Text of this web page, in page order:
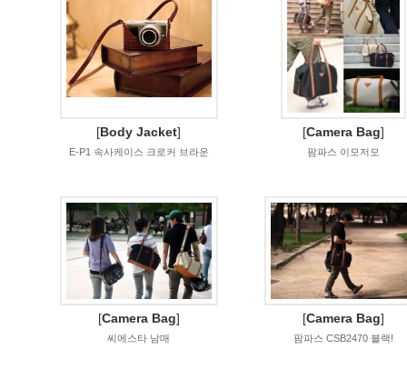
[Body Jacket]
E-P1 속사케이스 크로커 브라운
[Camera Bag]
팜파스 이모저모
[Camera Bag]
씨에스타 남매
[Camera Bag]
팜파스 CSB2470 블랙!